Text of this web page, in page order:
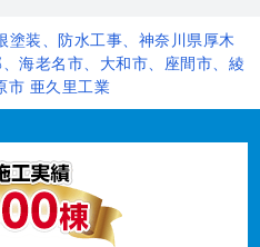
装、防水工事、神奈川県厚木
海老名市、大和市、座間市、綾
市 亜久里工業